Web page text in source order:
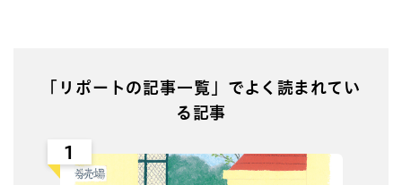
「リポートの記事一覧」でよく読まれてい
る記事
1